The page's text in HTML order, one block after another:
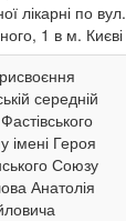
лікарні по вул.
1 в м. Києві
середній
імені Героя
Союзу
Анатолія